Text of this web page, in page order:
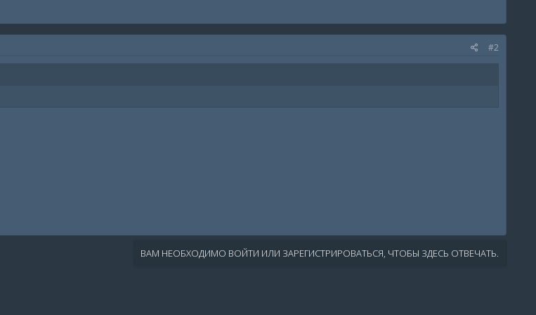
#2
ВАМ НЕОБХОДИМО ВОЙТИ ИЛИ ЗАРЕГИСТРИРОВАТЬСЯ, ЧТОБЫ ЗДЕСЬ ОТВЕЧАТЬ.